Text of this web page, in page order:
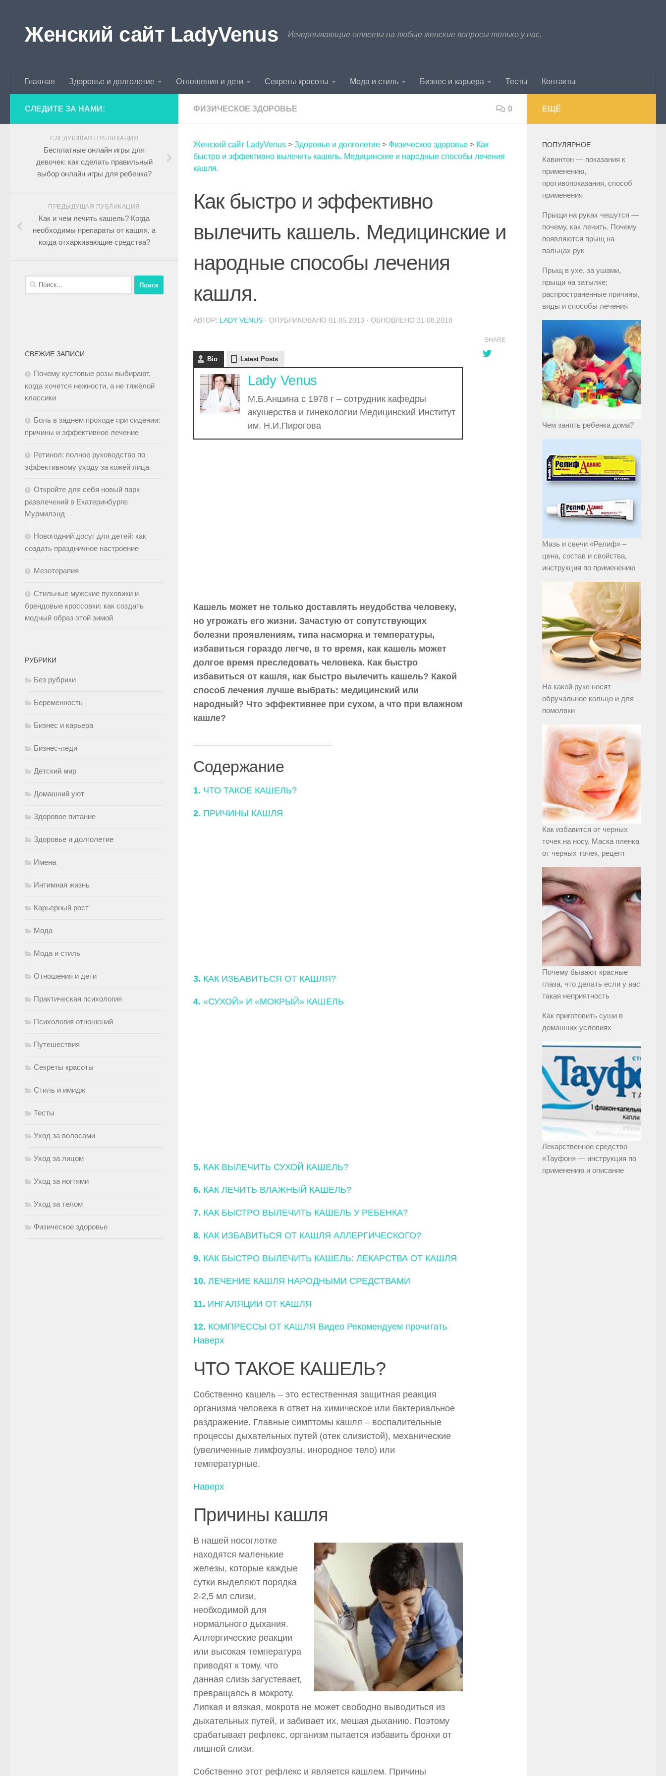
Женский сайт LadyVenus Исчерпывающие ответы на любые женские вопросы только у нас.
Главная Здоровье и долголетие Отношения и дети Секреты красоты Мода и стиль Бизнес и карьера Тесты Контакты
ФИЗИЧЕСКОЕ ЗДОРОВЬЕ 0
Женский сайт LadyVenus > Здоровье и долголетие > Физическое здоровье > Как
быстро и эффективно вылечить кашель. Медицинские и народные способы лечения
кашля.
Как быстро и эффективно
вылечить кашель. Медицинские и
народные способы лечения
кашля.
АВТОР: LADY VENUS · ОПУБЛИКОВАНО 01.05.2013 · ОБНОВЛЕНО 31.08.2018
Bio Latest Posts
Lady Venus
М.Б.Аншина с 1978 г – сотрудник кафедры
акушерства и гинекологии Медицинский Институт
им. Н.И.Пирогова
Кашель может не только доставлять неудобства человеку,
но угрожать его жизни. Зачастую от сопутствующих
болезни проявлениям, типа насморка и температуры,
избавиться гораздо легче, в то время, как кашель может
долгое время преследовать человека. Как быстро
избавиться от кашля, как быстро вылечить кашель? Какой
способ лечения лучше выбрать: медицинский или
народный? Что эффективнее при сухом, а что при влажном
кашле?
Содержание
1. ЧТО ТАКОЕ КАШЕЛЬ?
2. ПРИЧИНЫ КАШЛЯ
3. КАК ИЗБАВИТЬСЯ ОТ КАШЛЯ?
4. «СУХОЙ» И «МОКРЫЙ» КАШЕЛЬ
5. КАК ВЫЛЕЧИТЬ СУХОЙ КАШЕЛЬ?
6. КАК ЛЕЧИТЬ ВЛАЖНЫЙ КАШЕЛЬ?
7. КАК БЫСТРО ВЫЛЕЧИТЬ КАШЕЛЬ У РЕБЕНКА?
8. КАК ИЗБАВИТЬСЯ ОТ КАШЛЯ АЛЛЕРГИЧЕСКОГО?
9. КАК БЫСТРО ВЫЛЕЧИТЬ КАШЕЛЬ: ЛЕКАРСТВА ОТ КАШЛЯ
10. ЛЕЧЕНИЕ КАШЛЯ НАРОДНЫМИ СРЕДСТВАМИ
11. ИНГАЛЯЦИИ ОТ КАШЛЯ
12. КОМПРЕССЫ ОТ КАШЛЯ Видео Рекомендуем прочитать
Наверх
ЧТО ТАКОЕ КАШЕЛЬ?
Собственно кашель – это естественная защитная реакция
организма человека в ответ на химическое или бактериальное
раздражение. Главные симптомы кашля – воспалительные
процессы дыхательных путей (отек слизистой), механические
(увеличенные лимфоузлы, инородное тело) или
температурные.
Наверх
Причины кашля
В нашей носоглотке
находятся маленькие
железы, которые каждые
сутки выделяют порядка
2-2,5 мл слизи,
необходимой для
нормального дыхания.
Аллергические реакции
или высокая температура
приводят к тому, что
данная слизь загустевает,
превращаясь в мокроту.
Липкая и вязкая, мокрота не может свободно выводиться из
дыхательных путей, и забивает их, мешая дыханию. Поэтому
срабатывает рефлекс, организм пытается избавить бронхи от
лишней слизи.
Собственно этот рефлекс и является кашлем. Причины
SHARE
СЛЕДИТЕ ЗА НАМИ:
СЛЕДУЮЩАЯ ПУБЛИКАЦИЯ
Бесплатные онлайн игры для
девочек: как сделать правильный
выбор онлайн игры для ребенка?
ПРЕДЫДУЩАЯ ПУБЛИКАЦИЯ
Как и чем лечить кашель? Когда
необходимы препараты от кашля, а
когда отхаркивающие средства?
СВЕЖИЕ ЗАПИСИ
Почему кустовые розы выбирают,
когда хочется нежности, а не тяжёлой
классики
Боль в заднем проходе при сидении:
причины и эффективное лечение
Ретинол: полное руководство по
эффективному уходу за кожей лица
Откройте для себя новый парк
развлечений в Екатеринбурге:
Мурмилэнд
Новогодний досуг для детей: как
создать праздничное настроение
Мезотерапия
Стильные мужские пуховики и
брендовые кроссовки: как создать
модный образ этой зимой
РУБРИКИ
Без рубрики
Беременность
Бизнес и карьера
Бизнес-леди
Детский мир
Домашний уют
Здоровое питание
Здоровье и долголетие
Имена
Интимная жизнь
Карьерный рост
Мода
Мода и стиль
Отношения и дети
Практическая психология
Психология отношений
Путешествия
Секреты красоты
Стиль и имидж
Тесты
Уход за волосами
Уход за лицом
Уход за ногтями
Уход за телом
Физическое здоровье
ЕЩЁ
ПОПУЛЯРНОЕ
Кавинтон — показания к
применению,
противопоказания, способ
применения
Прыщи на руках чешутся —
почему, как лечить. Почему
появляются прыщ на
пальцах рук
Прыщ в ухе, за ушами,
прыщи на затылке:
распространенные причины,
виды и способы лечения
Чем занять ребенка дома?
Мазь и свечи «Релиф» –
цена, состав и свойства,
инструкция по применению
На какой руке носят
обручальное кольцо и для
помолвки
Как избавится от черных
точек на носу. Маска пленка
от черных точек, рецепт
Почему бывают красные
глаза, что делать если у вас
такая неприятность
Как приготовить суши в
домашних условиях
Лекарственное средство
«Тауфон» — инструкция по
применению и описание